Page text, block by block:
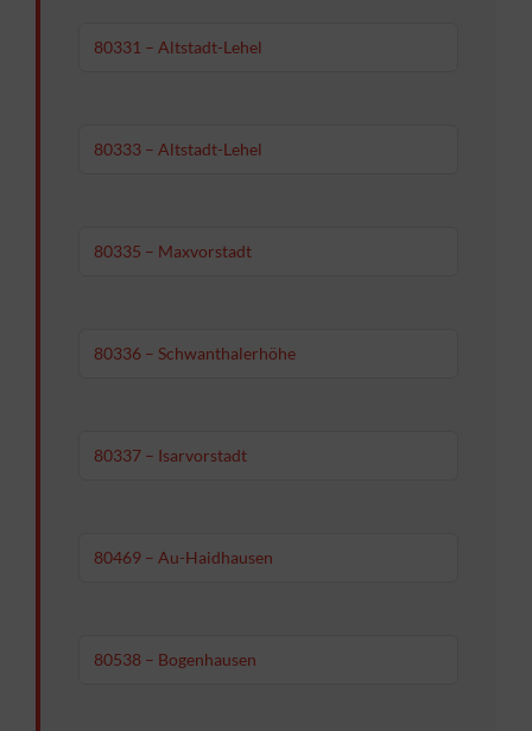
80331 – Altstadt-Lehel
80333 – Altstadt-Lehel
80335 – Maxvorstadt
80336 – Schwanthalerhöhe
80337 – Isarvorstadt
80469 – Au-Haidhausen
80538 – Bogenhausen